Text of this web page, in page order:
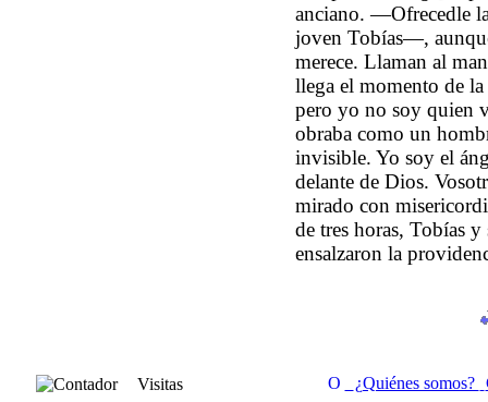
Visitas ¿Quiénes somos?